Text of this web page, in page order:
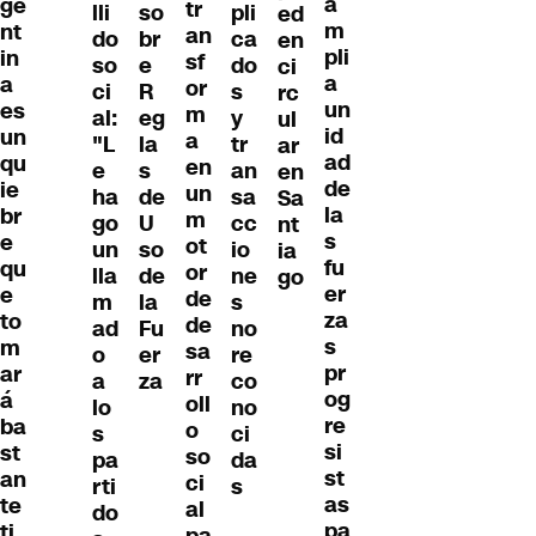
nt
in
a
es
un
qu
ie
br
e
qu
e
to
m
ar
á
ba
st
an
te
lli
do
so
ci
al:
"L
e
ha
go
un
lla
m
ad
o
a
lo
s
pa
rti
do
so
br
e
R
eg
la
s
de
U
so
de
la
Fu
er
za
tr
an
sf
or
m
a
en
un
m
ot
or
de
de
sa
rr
oll
o
so
ci
al
pli
ca
do
s
y
tr
an
sa
cc
io
ne
s
no
re
co
no
ci
da
s
ed
en
ci
rc
ul
ar
en
Sa
nt
ia
go
m
pli
a
un
id
ad
de
la
s
fu
er
za
s
pr
og
re
si
st
as